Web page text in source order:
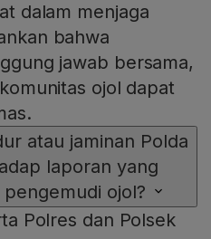
dalam menjaga
bahwa
jawab bersama,
ojol dapat
atau jaminan Polda
laporan yang
ojol?
Polres dan Polsek